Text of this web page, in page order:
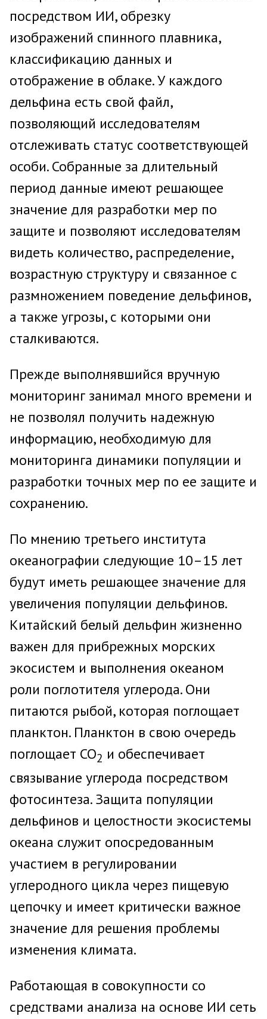
посредством ИИ, обрезку
изображений спинного плавника,
классификацию данных и
отображение в облаке. У каждого
дельфина есть свой файл,
позволяющий исследователям
отслеживать статус соответствующей
особи. Собранные за длительный
период данные имеют решающее
значение для разработки мер по
защите и позволяют исследователям
видеть количество, распределение,
возрастную структуру и связанное с
размножением поведение дельфинов,
а также угрозы, с которыми они
сталкиваются.
Прежде выполнявшийся вручную
мониторинг занимал много времени и
не позволял получить надежную
информацию, необходимую для
мониторинга динамики популяции и
разработки точных мер по ее защите и
сохранению.
По мнению третьего института
океанографии следующие 10–15 лет
будут иметь решающее значение для
увеличения популяции дельфинов.
Китайский белый дельфин жизненно
важен для прибрежных морских
экосистем и выполнения океаном
роли поглотителя углерода. Они
питаются рыбой, которая поглощает
планктон. Планктон в свою очередь
поглощает CO2 и обеспечивает
связывание углерода посредством
фотосинтеза. Защита популяции
дельфинов и целостности экосистемы
океана служит опосредованным
участием в регулировании
углеродного цикла через пищевую
цепочку и имеет критически важное
значение для решения проблемы
изменения климата.
Работающая в совокупности со
средствами анализа на основе ИИ сеть